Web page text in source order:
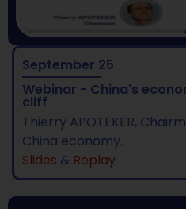
September 25
Webinar - China's
cliff
Thierry APOTEKER,
China’economy.
Slides & Replay